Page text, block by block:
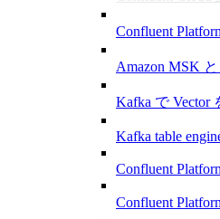
Confluent
Amazon MSK
Kafka で Vector
Kafka table
Confluent
Confluent